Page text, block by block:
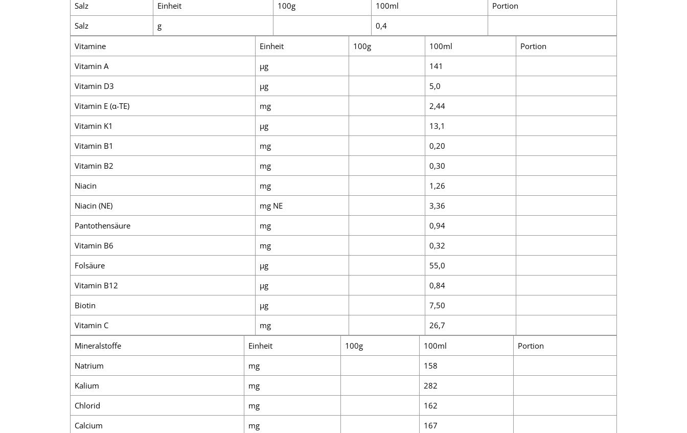
Salz
Einheit 100g 100ml
Portion
Salz
g
0,4
Vitamine
Einheit 100g 100ml
Portion
Vitamin A
µg
141
Vitamin D3
µg
5,0
Vitamin E (α-TE)
mg
2,44
Vitamin K1
µg
13,1
Vitamin B1
mg
0,20
Vitamin B2
mg
0,30
Niacin
mg
1,26
Niacin (NE)
mg NE
3,36
Pantothensäure
mg
0,94
Vitamin B6
mg
0,32
Folsäure
µg
55,0
Vitamin B12
µg
0,84
Biotin
µg
7,50
Vitamin C
mg
26,7
Mineralstoffe
Einheit 100g 100ml
Portion
Natrium
mg
158
Kalium
mg
282
Chlorid
mg
162
Calcium
mg 167